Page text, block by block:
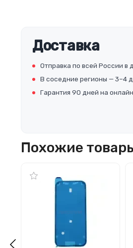
Доставка
Отправка по всей России в
В соседние регионы — 3–4
Гарантия 90 дней на
Похожие